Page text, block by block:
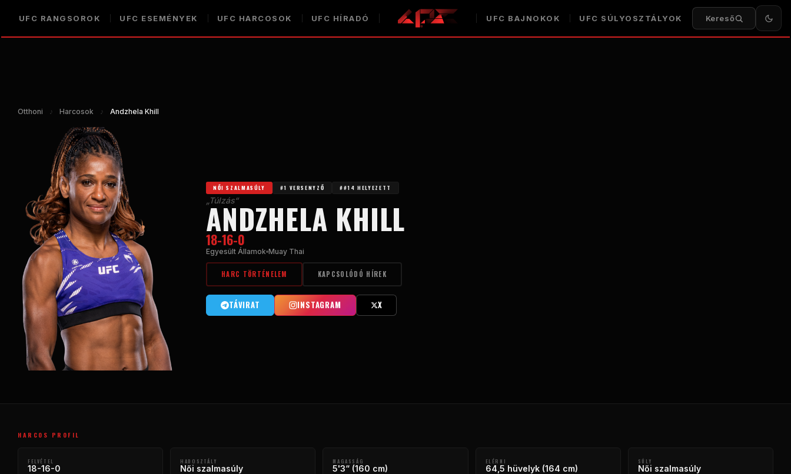
UFC RANGSOROK UFC ESEMÉNYEK UFC HARCOSOK UFC HÍRADÓ UFC BAJNOKOK UFC SÚLYOSZTÁLYOK Kereső
Otthoni ♪ Harcosok ♪ Andzhela Khill
NŐI SZALMASÚLY #1 VERSENYZŐ ##14 HELYEZETT
„Túlzás“
ANDZHELA KHILL
18-16-0
Egyesült Államok Muay Thai
HARC TÖRTÉNELEM KAPCSOLÓDÓ HÍREK
TÁVIRAT INSTAGRAM X
HARCOS PROFIL
FELVÉTEL
18-16-0
HADOSZTÁLY
Női szalmasúly
MAGASSÁG
5'3“ (160 cm)
ELÉRNI
64,5 hüvelyk (164 cm)
SÚLY
Női szalmasúly